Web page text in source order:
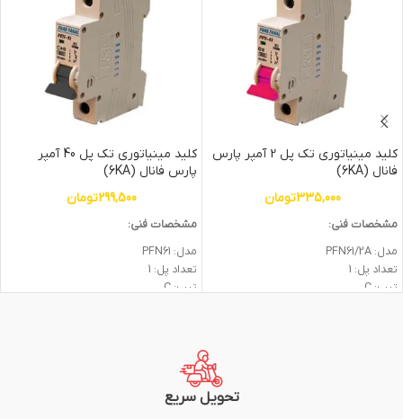
کلید مینیاتوری تک پل 2 آمپر پارس
فانال (6KA)
335,000تومان
مشخصات فنی:
مدل: PFN61/2A
تعداد پل: 1
تيپ: C
کلید مینیاتوری تک پل 40 آمپر
پارس فانال (6KA)
299,500تومان
مشخصات فنی:
مدل: PFN61
تعداد پل: 1
تيپ: C
شرکت سازنده: پارس فانال
تحویل سریع